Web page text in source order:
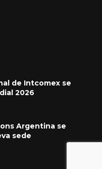
de Intcomex se
2026
Argentina se
sede